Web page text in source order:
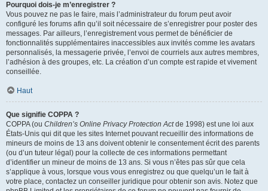
Pourquoi dois-je m’enregistrer ?
Vous pouvez ne pas le faire, mais l’administrateur du forum peut avoir
configuré les forums afin qu’il soit nécessaire de s’enregistrer pour poster des
messages. Par ailleurs, l’enregistrement vous permet de bénéficier de
fonctionnalités supplémentaires inaccessibles aux invités comme les avatars
personnalisés, la messagerie privée, l’envoi de courriels aux autres membres,
l’adhésion à des groupes, etc. La création d’un compte est rapide et vivement
conseillée.
Haut
Que signifie COPPA ?
COPPA (ou Children’s Online Privacy Protection Actde 1998) est une loi aux
États-Unis qui dit que les sites Internet pouvant recueillir des informations de
mineurs de moins de 13 ans doivent obtenir le consentement écrit des parents
(ou d’un tuteur légal) pour la collecte de ces informations permettant
d’identifier un mineur de moins de 13 ans. Si vous n’êtes pas sûr que cela
s’applique à vous, lorsque vous vous enregistrez ou que quelqu’un le fait à
votre place, contactez un conseiller juridique pour obtenir son avis. Notez que